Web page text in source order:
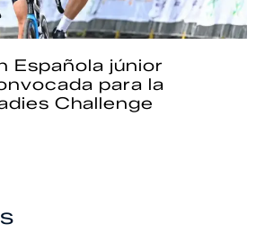
Española júnior
para la
Challenge